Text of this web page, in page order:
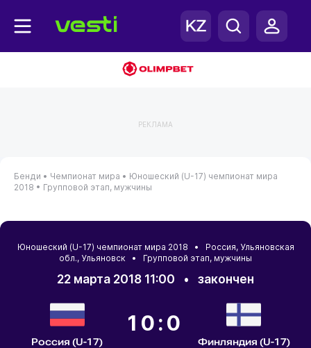
РЕКЛАМА
Бенди • Чемпионат мира • Юношеский (U-17) чемпионат мира
2018 • Групповой этап, мужчины
Юношеский (U-17) чемпионат мира 2018 • Россия, Ульяновская
обл., Ульяновск • Групповой этап, мужчины
22 марта 2018 11:00 • закончен
Россия (U-17)
10:0
Финляндия (U-17)